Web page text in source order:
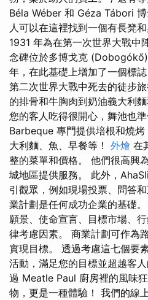
Béla Wéber 和 Géza Tábori
人可以在這裡找到一個有長凳和
1931 年為在第一次世界大戰中
念碑位於多博戈克
年，在此基礎上增加了一個標
第二次世界大戰中死去的徒步
的排骨和牛胸肉到奶油義大利
您的客人吃得很開心，舞池也
Barbeque 專門提供培根和燒
大利麵、魚、早餐等！ 外燴 在
整的菜單和價格。 他們很高興
城地區提供服務。 此外，
引觀眾，例如現場投票、問答
業計劃是任何成功企業的基礎
願景、使命宣言、目標市場、
律考慮因素。 商業計劃可作為
實現目標。 透過考慮這七個要
活動，滿足您的目標並超越客人
過 Meatle Paul 廚房裡的風味
物，更是一種體驗！ 我們的線